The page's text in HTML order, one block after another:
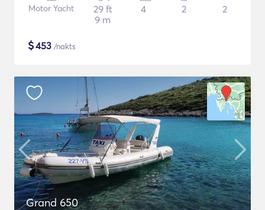
Motor Yacht
29 ft
9 m
4 2 2
$453 /nakts
Grand 650